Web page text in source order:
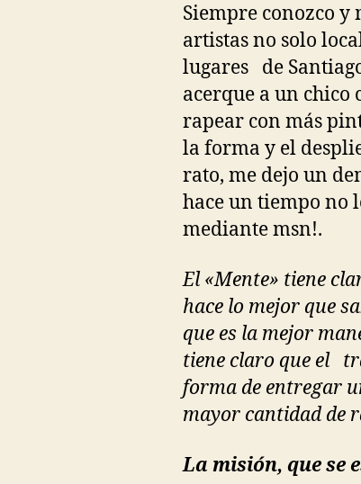
Siempre conozco
artistas no solo
lugares de
acerque a un chico
rapear con más
la forma y el
rato, me dejo un
hace un tiempo no
mediante msn!.
El «Mente» tiene
hace lo mejor que
que es la mejor
tiene claro que el
forma de entregar
mayor cantidad de
La misión, que se